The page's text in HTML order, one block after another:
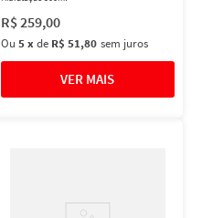
R$259,00
Ou 5 xde R$ 51,80 sem juros